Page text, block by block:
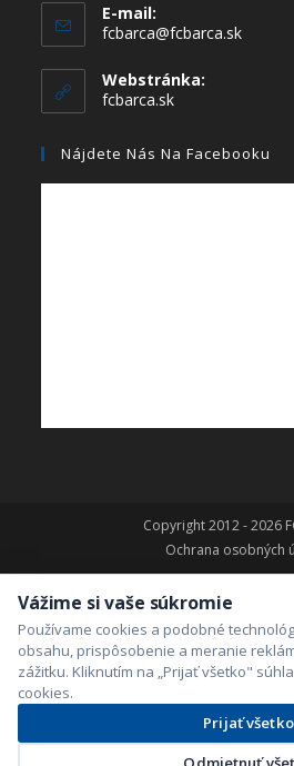
E-mail:
fcbarca@fcbarca.sk
Webstránka:
fcbarca.sk
Nájdete Nás Na Facebooku
Copyright 2012 - 2026
Ochrana osobných
Vážime si vaše súkromie
Používame cookies a podobné
obsahu, prispôsobenie a meranie
zážitku. Kliknutím na „Prijať všetko"
cookies.
Prijať všetko